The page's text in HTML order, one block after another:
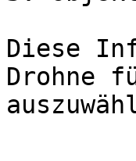
Diese
Drohne